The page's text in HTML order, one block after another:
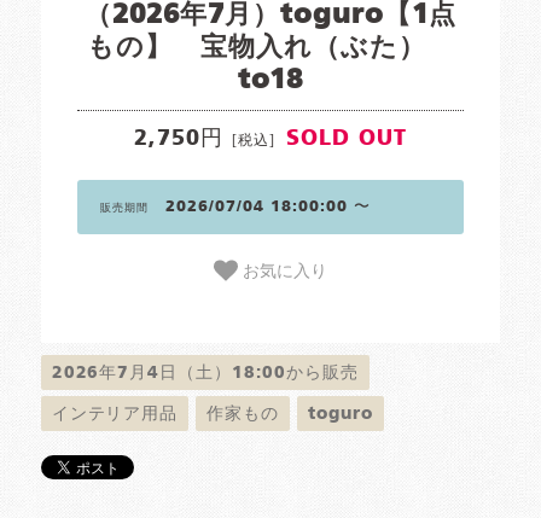
（2026年7月）toguro【1点
もの】 宝物入れ（ぶた）
to18
2,750円 [税込] SOLD OUT
販売期間 2026/07/04 18:00:00 〜
お気に入り
2026年7月4日（土）18:00から販売
インテリア用品 作家もの toguro